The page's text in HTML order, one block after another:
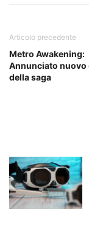
Articolo precedente
Metro Awakening:
Annunciato nuovo
della saga